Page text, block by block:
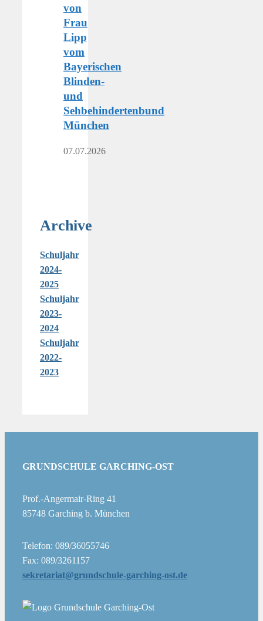
von
Frau
Lipp
vom
Bayerischen
Blinden-
und
Sehbehindertenbund
München
07.07.2026
Archive
Schuljahr
2024-
2025
Schuljahr
2023-
2024
Schuljahr
2022-
2023
GRUNDSCHULE GARCHING-OST
Prof.-Angermair-Ring 41
85748 Garching b. München
Telefon: 089/36055746
Fax: 089/3261157
sekretariat@grundschule-garching-ost.de